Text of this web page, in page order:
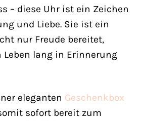
– diese Uhr ist ein Zeichen
und Liebe. Sie ist ein
nur Freude bereitet,
Leben lang in Erinnerung
eleganten Geschenkbox
sofort bereit zum